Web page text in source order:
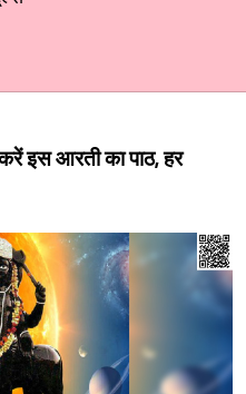
इस आरती का पाठ, हर